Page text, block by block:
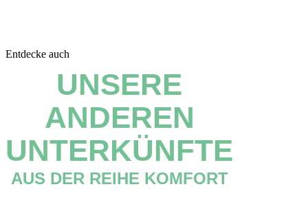
Entdecke auch
UNSERE
ANDEREN
UNTERKÜNFTE
AUS DER REIHE KOMFORT